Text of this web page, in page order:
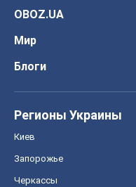
OBOZ.UA
Мир
Блоги
Регионы Украины
Киев
Запорожье
Черкассы